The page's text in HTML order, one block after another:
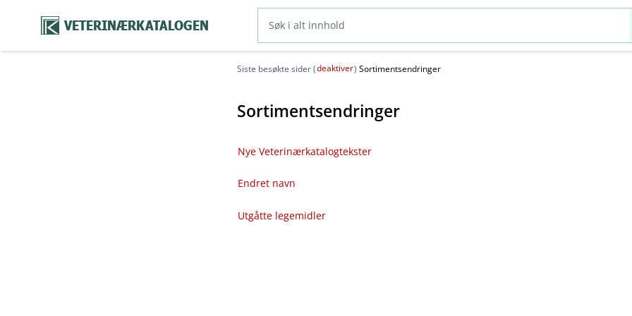
VETERINÆRKATALOGEN
Siste besøkte sider (deaktiver) Sortimentsendringer
Sortimentsendringer
Nye Veterinærkatalogtekster
Endret navn
Utgåtte legemidler